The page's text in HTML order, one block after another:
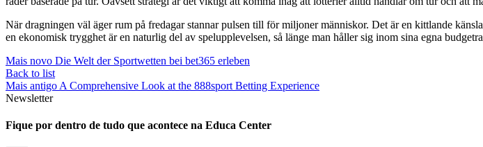
När dragningen väl äger rum på fredagar stannar pulsen till för miljoner människor. Det är en kittlande
en ekonomisk trygghet är en naturlig del av spelupplevelsen, så länge man håller sig inom sina egna
Mais novo Die Welt der Sportwetten bei bet365 erleben
Back to list
Mais antigo A Comprehensive Look at the 888sport Betting Experience
Newsletter
Fique por dentro de tudo que acontece na Educa Center